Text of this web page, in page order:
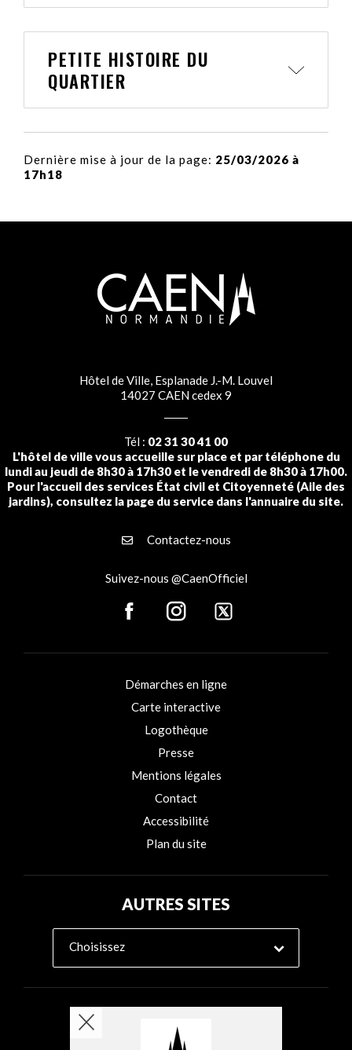
PETITE HISTOIRE DU
QUARTIER
Dernière mise à jour de la page: 25/03/2026 à
17h18
Hôtel de Ville, Esplanade J.-M. Louvel
14027 CAEN cedex 9
Tél : 02 31 30 41 00
L'hôtel de ville vous accueille sur place et par téléphone du
lundi au jeudi de 8h30 à 17h30 et le vendredi de 8h30 à 17h00.
Pour l'accueil des services État civil et Citoyenneté (Aile des
jardins), consultez la page du service dans l'annuaire du site.
Contactez-nous
Suivez-nous @CaenOfficiel
Démarches en ligne
Carte interactive
Logothèque
Presse
Mentions légales
Contact
Accessibilité
Plan du site
AUTRES SITES
Choisissez